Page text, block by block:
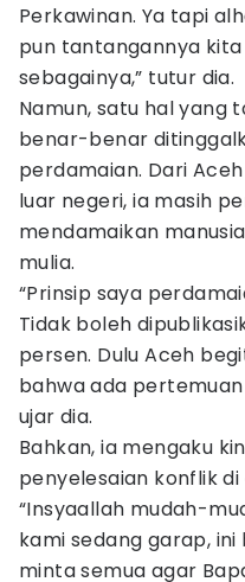
Perkawinan. Ya tapi
pun tantangannya kita
sebagainya,” tutur dia.
Namun, satu hal yang
benar-benar
perdamaian. Dari
luar negeri, ia masih
mendamaikan
mulia.
“Prinsip saya
Tidak boleh
persen. Dulu Aceh
bahwa ada pertemuan
ujar dia.
Bahkan, ia mengaku
penyelesaian konflik
“Insyaallah mudah-
kami sedang garap,
minta semua agar